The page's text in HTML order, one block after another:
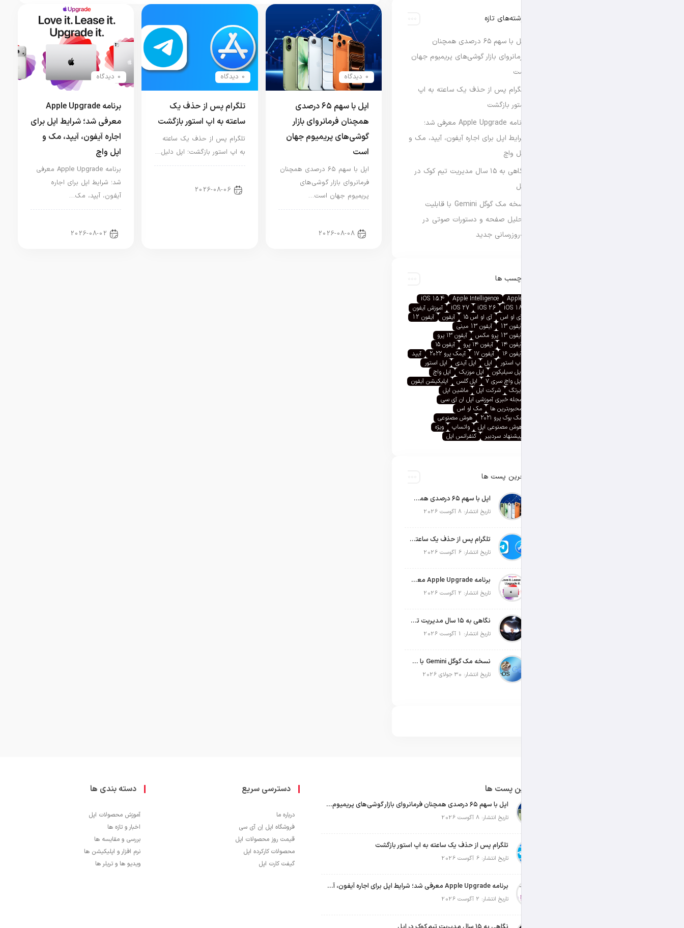
0 دیدگاه
اپل با سهم ۶۵ درصدی
همچنان فرمانروای بازار
گوشی‌های پریمیوم جهان
است
اپل با سهم ۶۵ درصدی همچنان
فرمانروای بازار گوشی‌های
پریمیوم جهان است…
2026-08-08
0 دیدگاه
تلگرام پس از حذف یک
ساعته به اپ استور بازگشت
تلگرام پس از حذف یک ساعته
به اپ استور بازگشت؛ اپل دلیل…
2026-08-06
0 دیدگاه
برنامه Apple Upgrade
معرفی شد؛ شرایط اپل برای
اجاره آیفون، آیپد، مک و
اپل واچ
برنامه Apple Upgrade معرفی
شد؛ شرایط اپل برای اجاره
آیفون، آیپد، مک…
2026-08-02
نوشته‌های تازه
اپل با سهم ۶۵ درصدی همچنان
فرمانروای بازار گوشی‌های پریمیوم جهان
است
تلگرام پس از حذف یک ساعته به اپ
استور بازگشت
برنامه Apple Upgrade معرفی شد؛
شرایط اپل برای اجاره آیفون، آیپد، مک و
اپل واچ
نگاهی به ۱۵ سال مدیریت تیم کوک در
اپل
نسخه مک گوگل Gemini با قابلیت
تحلیل صفحه و دستورات صوتی در
به‌روزرسانی جدید
برچسب ها
Apple
Apple Intelligence
iOS 15.4
iOS 18
iOS 26
iOS 27
آموزش آیفون
آی او اس
آی او اس ۱۵ آیفون
آیفون 12
آیفون 13
آیفون 13 مینی
آیفون 13 پرو مکس
آیفون ۱۳ پرو
آیفون ۱۴
آیفون ۱۴ پرو
آیفون ۱۵
آیفون ۱۶
آیفون ۱۷ آیمک پرو ۲۰۲۲
آیپد
اپ استور
اپل اپل آیدی
اپل استور
اپل سیلیکون
اپل موزیک
اپل واچ
اپل واچ سری ۷
اپل گلس
اپلیکیشن آیفون
ایرتگ
شرکت اپل
ماشین اپل
مجله خبری آموزشی اپل ان آی سی
محبوبترین ها
مک او اس
مک بوک پرو ۲۰۲۱
هوش مصنوعی
هوش مصنوعی اپل
واتساپ
ویژه
پیشنهاد سردبیر
کنفرانس اپل
آخرین پست ها
اپل با سهم ۶۵ درصدی همچنان فرمانروای بازار گوشی‌های پریمیوم جهان است
تاریخ انتشار: 8 آگوست 2026
تلگرام پس از حذف یک ساعته به اپ استور بازگشت
تاریخ انتشار: 6 آگوست 2026
برنامه Apple Upgrade معرفی شد؛ شرایط اپل برای اجاره آیفون، آیپد، مک و اپل واچ
تاریخ انتشار: 2 آگوست 2026
نگاهی به ۱۵ سال مدیریت تیم کوک در اپل
تاریخ انتشار: 1 آگوست 2026
نسخه مک گوگل Gemini با قابلیت تحلیل صفحه و دستورات صوتی در به‌روزرسانی جدید
تاریخ انتشار: 30 جولای 2026
آخرین پست ها
اپل با سهم ۶۵ درصدی همچنان فرمانروای بازار گوشی‌های پریمیوم جهان است
تاریخ انتشار: 8 آگوست 2026
تلگرام پس از حذف یک ساعته به اپ استور بازگشت
تاریخ انتشار: 6 آگوست 2026
برنامه Apple Upgrade معرفی شد؛ شرایط اپل برای اجاره آیفون، آیپد، مک و اپل واچ
تاریخ انتشار: 2 آگوست 2026
دسترسی سریع
درباره ما
فروشگاه اپل اِن آی سی
قیمت روز محصولات اپل
محصولات کارکرده اپل
گیفت کارت اپل
دسته بندی ها
آموزش محصولات اپل
اخبار و تازه ها
بررسی و مقایسه ها
نرم افزار و اپلیکیشن ها
ویدیو ها و تریلر ها